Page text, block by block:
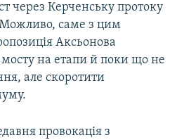
через Керченську протоку
Можливо, саме з цим
Аксьонова
мосту на етапи й поки що не
але скоротити
провокація з